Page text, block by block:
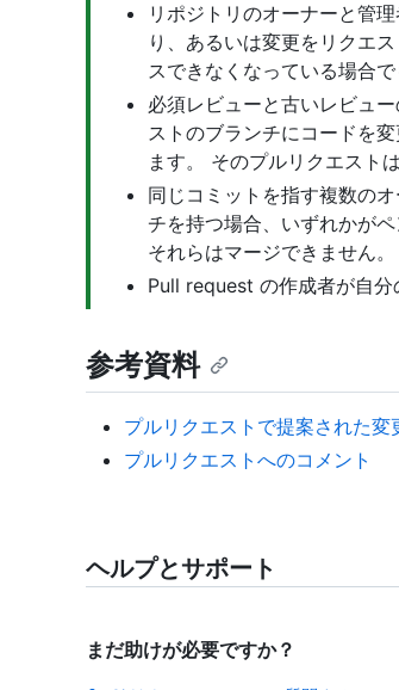
リポジトリのオーナーと管
り、あるいは変更をリクエ
スできなくなっている場合
必須レビューと古いレビュ
ストのブランチにコードを
ます。 そのプルリクエスト
同じコミットを指す複数の
チを持つ場合、いずれかが
それらはマージできません。
Pull request の作成者が自分
参考資料
プルリクエストで提案された変
プルリクエストへのコメント
ヘルプとサポート
まだ助けが必要ですか？